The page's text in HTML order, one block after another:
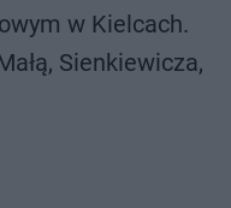
w Kielcach.
Sienkiewicza,